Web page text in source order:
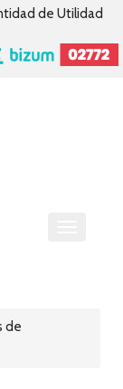
de Utilidad
de